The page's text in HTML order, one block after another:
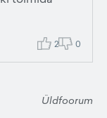
2 0
Üldfoorum